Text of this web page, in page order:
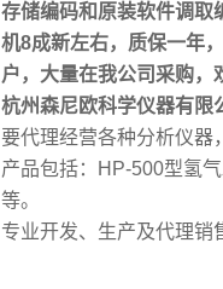
存储编码和原装软件调取
机8成新左右，质保一年
户，大量在我公司采购，
杭州森尼欧科学仪器有限
要代理经营各种分析仪器
产品包括：HP-500型氢
等。
专业开发、生产及代理销